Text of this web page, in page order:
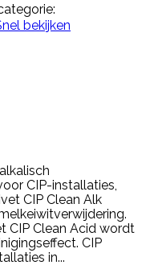
bekijken
CIP-installaties,
CIP Clean Alk
CIP Clean Acid wordt
CIP
in...